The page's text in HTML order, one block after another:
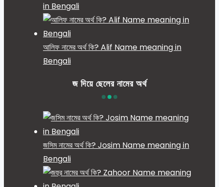
in Bengali
আলিফ নামের অর্থ কি? Alif Name meaning in
Bengali
জ দিয়ে ছেলের নামের অর্থ
জসিম নামের অর্থ কি? Josim Name meaning in
Bengali